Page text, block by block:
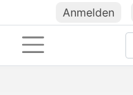
Anmelden